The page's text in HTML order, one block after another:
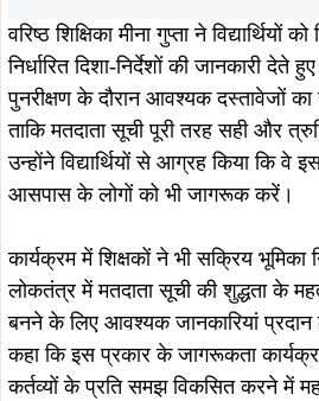
वरिष्ठ शिक्षिका मीना गुप्ता ने विद्यार्थियों को
निर्धारित दिशा-निर्देशों की जानकारी देते
पुनरीक्षण के दौरान आवश्यक दस्तावेजों का
ताकि मतदाता सूची पूरी तरह सही और
उन्होंने विद्यार्थियों से आग्रह किया कि वे
आसपास के लोगों को भी जागरूक करें।
कार्यक्रम में शिक्षकों ने भी सक्रिय भूमिका
लोकतंत्र में मतदाता सूची की शुद्धता के
बनने के लिए आवश्यक जानकारियां प्रदान
कहा कि इस प्रकार के जागरूकता कार्यक्रम
कर्तव्यों के प्रति समझ विकसित करने में